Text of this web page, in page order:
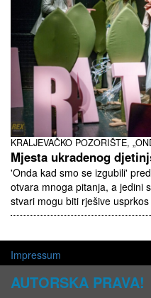
KRALJEVAČKO POZORIŠTE,
Mjesta ukradenog
'Onda kad smo se izgubili'
otvara mnoga pitanja, a jedini
stvari mogu biti rješive
Impressum
AUTORSKA PRAVA!